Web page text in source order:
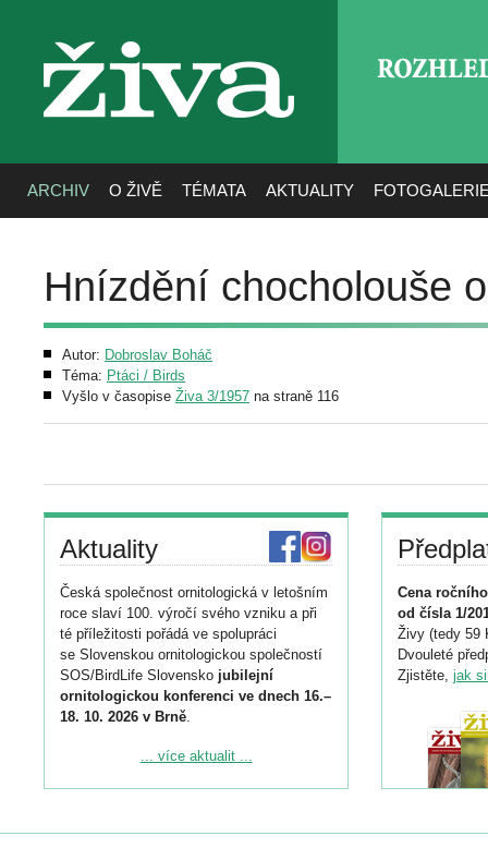
živa
ARCHIV O ŽIVĚ TÉMATA AKTUALITY
Hnízdění chocholouše
Autor: Dobroslav Boháč
Téma: Ptáci / Birds
Vyšlo v časopise Živa 3/1957 na straně 116
Aktuality
Česká společnost ornitologická v letošním
roce slaví 100. výročí svého vzniku a při
té příležitosti pořádá ve spolupráci
se Slovenskou ornitologickou společností
SOS/BirdLife Slovensko jubilejní
ornitologickou konferenci ve dnech 16.–
18. 10. 2026 v Brně.
Podrobnější informace ke konferenci
Registrovat se můžete do 6. září.
... více aktualit ...
Cena
od čísla 1/
Živy (tedy 59
Dvouleté
Zjistěte, jak